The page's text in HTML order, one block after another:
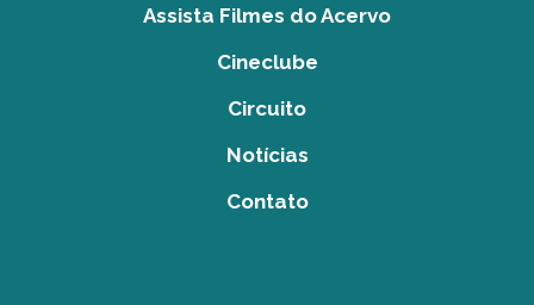
Assista Filmes do Acervo
Cineclube
Circuito
Notícias
Contato